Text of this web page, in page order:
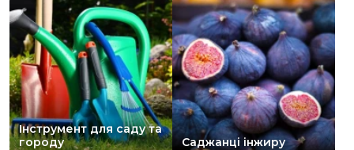
Інструмент для саду та
городу
Саджанці інжиру